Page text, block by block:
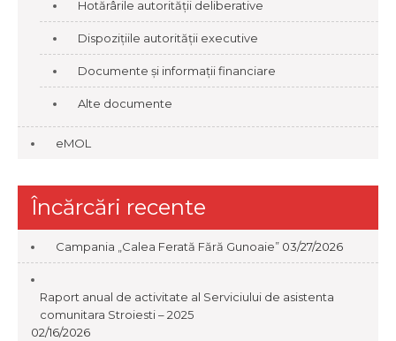
Hotărârile autorității deliberative
Dispozițiile autorității executive
Documente și informații financiare
Alte documente
eMOL
Încărcări recente
Campania „Calea Ferată Fără Gunoaie” 03/27/2026
Raport anual de activitate al Serviciului de asistenta
comunitara Stroiesti – 2025
02/16/2026